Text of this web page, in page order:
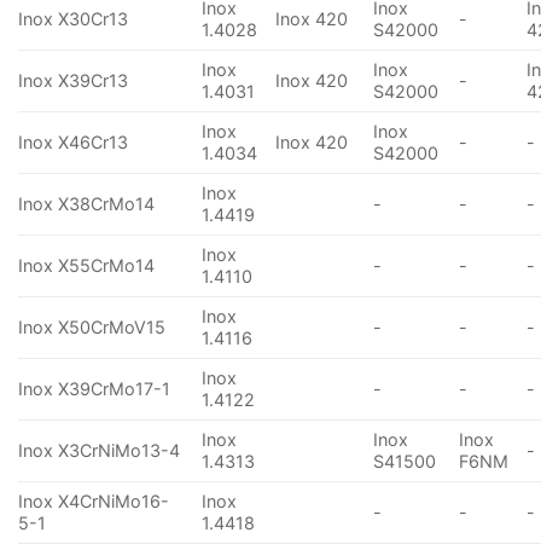
Inox X30Cr13
Inox
1.4028
Inox 420
Inox
S42000
-
Inox X39Cr13
Inox
1.4031
Inox 420
Inox
S42000
-
Inox X46Cr13
Inox
1.4034
Inox 420
Inox
S42000
- -
Inox X38CrMo14
Inox
1.4419
- - -
Inox X55CrMo14
Inox
1.4110
- - -
Inox X50CrMoV15
Inox
1.4116
- - -
Inox X39CrMo17-1
Inox
1.4122
- - -
Inox X3CrNiMo13-4
Inox
1.4313
Inox
S41500
Inox
F6NM
-
Inox X4CrNiMo16-
5-1
Inox
1.4418
- - -